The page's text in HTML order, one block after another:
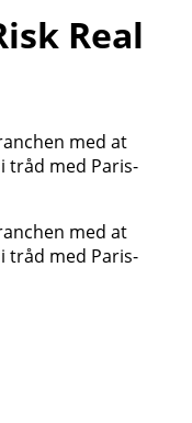
Real
med at
tråd med Paris-
med at
tråd med Paris-